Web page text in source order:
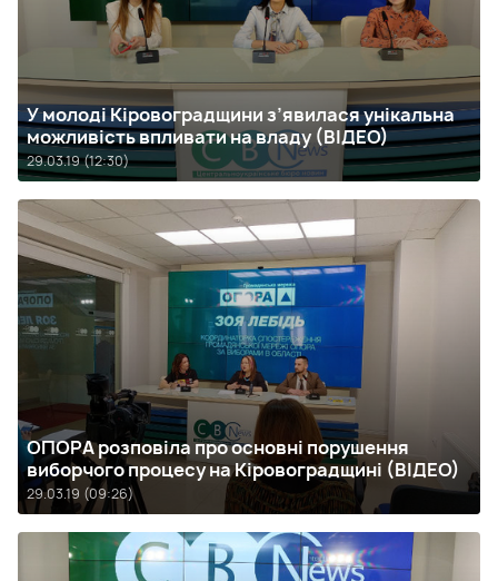
У молоді Кіровоградщини з’явилася унікальна
можливість впливати на владу (ВІДЕО)
29.03.19 (12:30)
ОПОРА розповіла про основні порушення
виборчого процесу на Кіровоградщині (ВІДЕО)
29.03.19 (09:26)